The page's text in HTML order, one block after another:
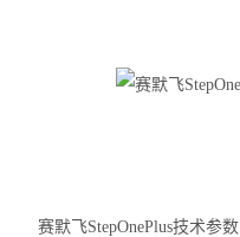
电穿孔仪
赛默飞StepOnePlus技术参数